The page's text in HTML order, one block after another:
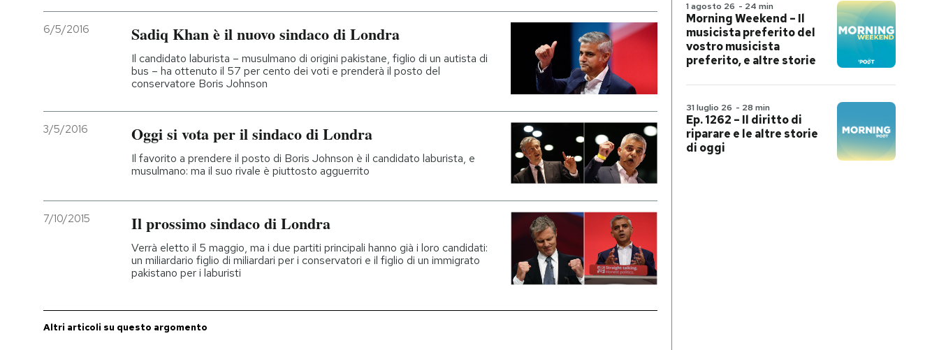
6/5/2016 Sadiq Khan è il nuovo sindaco di Londra
Il candidato laburista – musulmano di origini pakistane, figlio di un autista di
bus – ha ottenuto il 57 per cento dei voti e prenderà il posto del
conservatore Boris Johnson
3/5/2016 Oggi si vota per il sindaco di Londra
Il favorito a prendere il posto di Boris Johnson è il candidato laburista, e
musulmano: ma il suo rivale è piuttosto agguerrito
7/10/2015 Il prossimo sindaco di Londra
Verrà eletto il 5 maggio, ma i due partiti principali hanno già i loro candidati:
un miliardario figlio di miliardari per i conservatori e il figlio di un immigrato
pakistano per i laburisti
Altri articoli su questo argomento
1 agosto 26 - 24 min
Morning Weekend – Il
musicista preferito del
vostro musicista
preferito, e altre storie
31 luglio 26 - 28 min
Ep. 1262 – Il diritto di
riparare e le altre storie
di oggi